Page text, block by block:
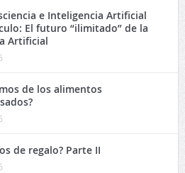
e Inteligencia Artificial
El futuro “ilimitado” de la
Artificial
de los alimentos
de regalo? Parte II